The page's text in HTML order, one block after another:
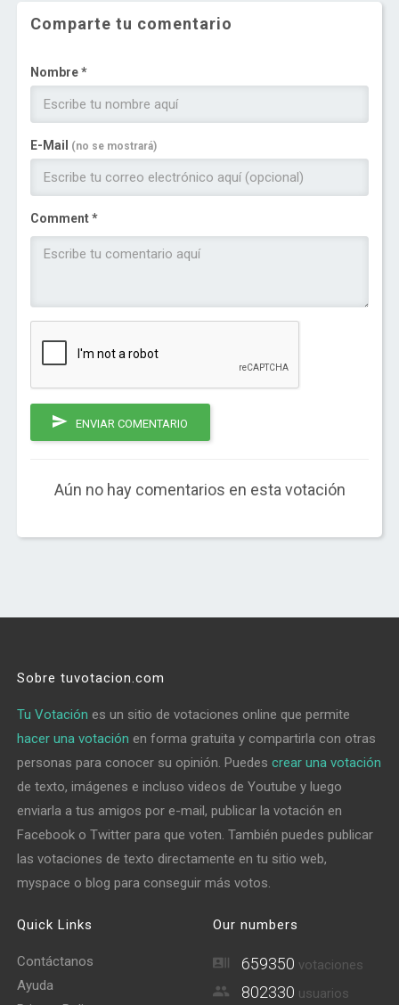
Comparte tu comentario
Nombre *
E-Mail (no se mostrará)
Comment *
ENVIAR COMENTARIO
Aún no hay comentarios en esta votación
Sobre tuvotacion.com
Tu Votación es un sitio de votaciones online que permite
hacer una votación en forma gratuita y compartirla con otras
personas para conocer su opinión. Puedescrear una votación
de texto, imágenes e incluso videos de Youtube y luego
enviarla a tus amigos por e-mail, publicar la votación en
Facebook o Twitter para que voten. También puedes publicar
las votaciones de texto directamente en tu sitio web,
myspace o blog para conseguir más votos.
Quick Links
Contáctanos
Ayuda
Our numbers
659350 votaciones
802330 usuarios